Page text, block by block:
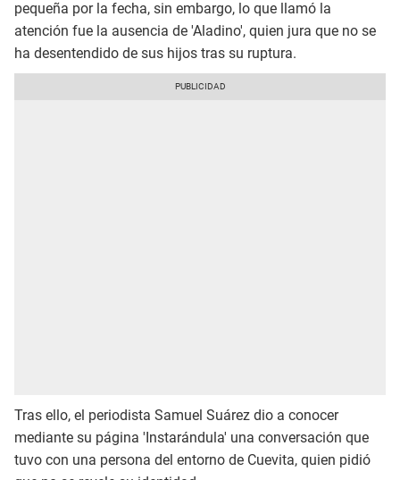
pequeña por la fecha, sin embargo, lo que llamó la
atención fue la ausencia de 'Aladino', quien jura que no se
ha desentendido de sus hijos tras su ruptura.
Tras ello, el periodista Samuel Suárez dio a conocer
mediante su página 'Instarándula' una conversación que
tuvo con una persona del entorno de Cuevita, quien pidió